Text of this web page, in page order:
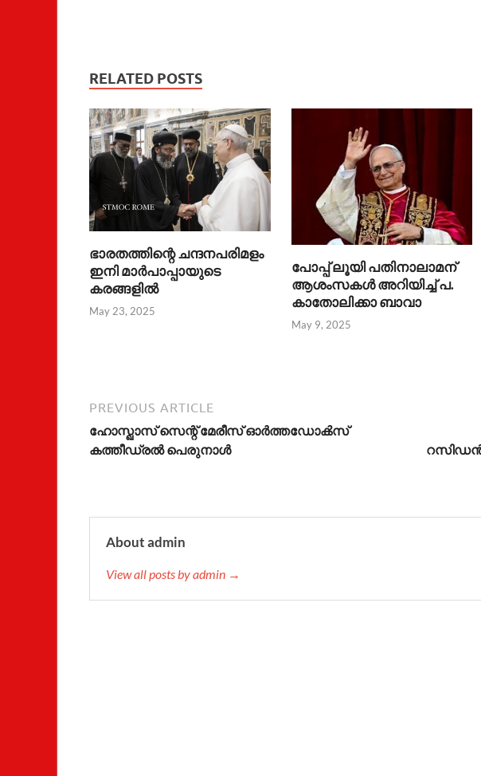
RELATED POSTS
ഭാരതത്തിന്റെ ചന്ദനപരിമളം
ഇനി മാർപാപ്പായുടെ
കരങ്ങളിൽ
May 23, 2025
പോപ്പ് ലൂയി പതിനാലാമന്
ആശംസകൾ അറിയിച്ച് പ.
കാതോലിക്കാ ബാവാ
May 9, 2025
PREVIOUS ARTICLE
ഹോസ്ഖാസ് സെന്റ് മേരീസ് ഓർത്തഡോൿസ്
കത്തീഡ്രൽ പെരുനാൾ
About admin
View all posts by admin →